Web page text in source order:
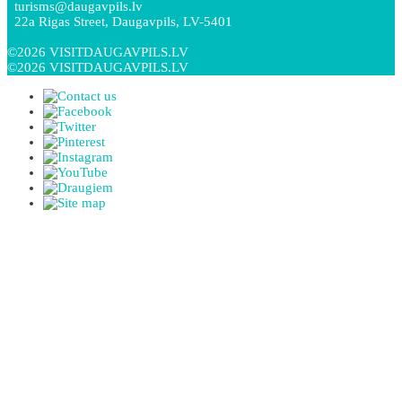
turisms@daugavpils.lv
22a Rigas Street, Daugavpils, LV-5401
©2026 VISITDAUGAVPILS.LV
©2026 VISITDAUGAVPILS.LV